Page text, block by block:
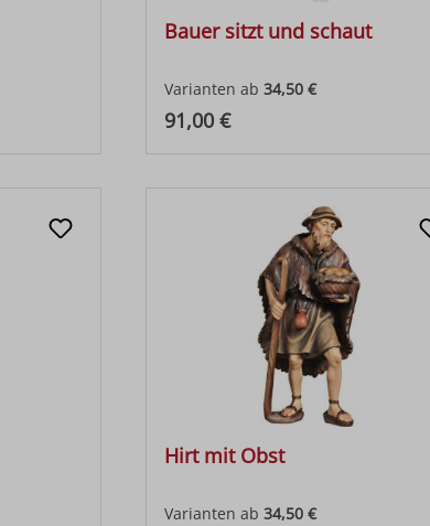
Bauer sitzt und schaut
Varianten ab 34,50 €
Regulärer Preis:
91,00 €
Hirt mit Obst
Varianten ab 34,50 €